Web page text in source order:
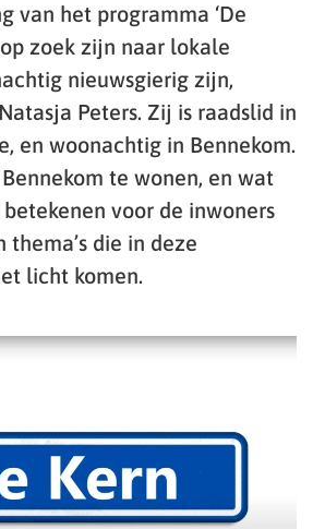
van het programma ‘De
zoek zijn naar lokale
nieuwsgierig zijn,
Peters. Zij is raadslid in
en woonachtig in Bennekom.
te wonen, en wat
voor de inwoners
die in deze
licht komen.